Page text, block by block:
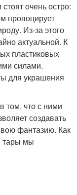
очень остро:
провоцирует
Из-за этого
актуальной. К
пластиковых
силами.
для украшения
том, что с ними
создавать
фантазию. Как
тары мы